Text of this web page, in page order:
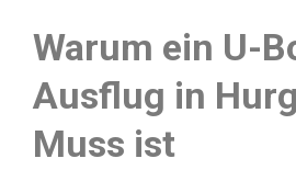
Warum ein U-
Ausflug in
Muss ist